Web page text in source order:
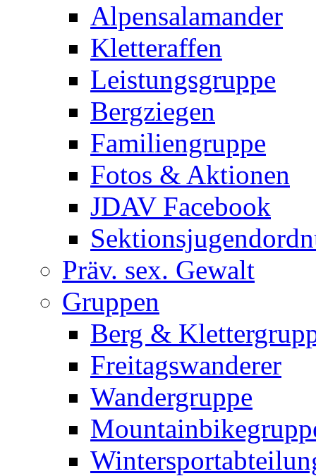
Alpensalamander
Kletteraffen
Leistungsgruppe
Bergziegen
Familiengruppe
Fotos & Aktionen
JDAV Facebook
Präv. sex. Gewalt
Gruppen
Berg &
Freitagswanderer
Wandergruppe